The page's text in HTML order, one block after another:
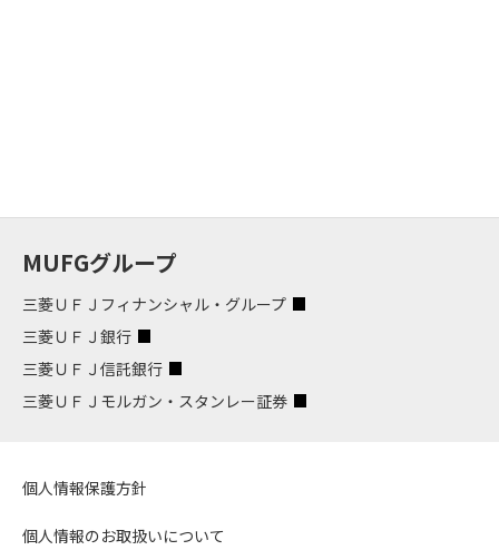
MUFGグループ
三菱ＵＦＪフィナンシャル・グループ
三菱ＵＦＪ銀行
三菱ＵＦＪ信託銀行
三菱ＵＦＪモルガン・スタンレー証券
個人情報保護方針
個人情報のお取扱いについて